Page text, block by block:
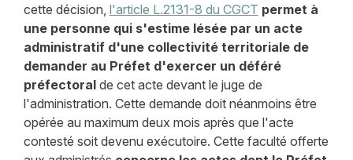
cette décision, l'article L.2131-8 du CGCT permet à
une personne qui s'estime lésée par un acte
administratif d'une collectivité territoriale de
demander au Préfet d'exercer un déféré
préfectoralde cet acte devant le juge de
l'administration. Cette demande doit néanmoins être
opérée au maximum deux mois après que l'acte
contesté soit devenu exécutoire. Cette faculté offerte